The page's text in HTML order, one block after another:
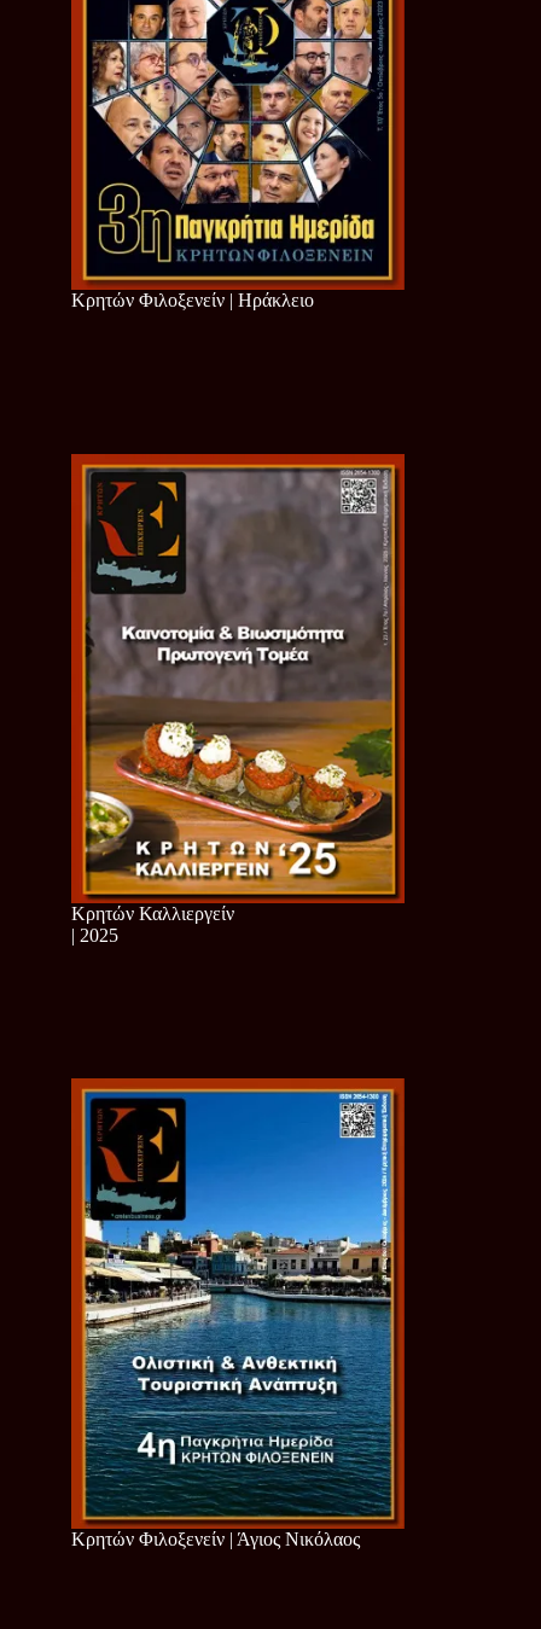
Κρητών Φιλοξενείν | Ηράκλειο
Κρητών Καλλιεργείν
| 2025
Κρητών Φιλοξενείν | Άγιος Νικόλαος